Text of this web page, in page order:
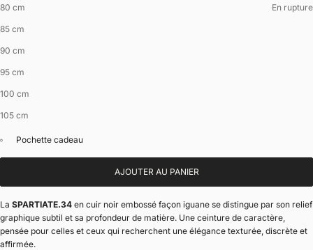
80 cm
En rupture
85 cm
90 cm
95 cm
100 cm
105 cm
Pochette cadeau
AJOUTER AU PANIER
La SPARTIATE.34 en cuir noir embossé façon iguane se distingue par son relief
graphique subtil et sa profondeur de matière. Une ceinture de caractère,
pensée pour celles et ceux qui recherchent une élégance texturée, discrète et
affirmée.